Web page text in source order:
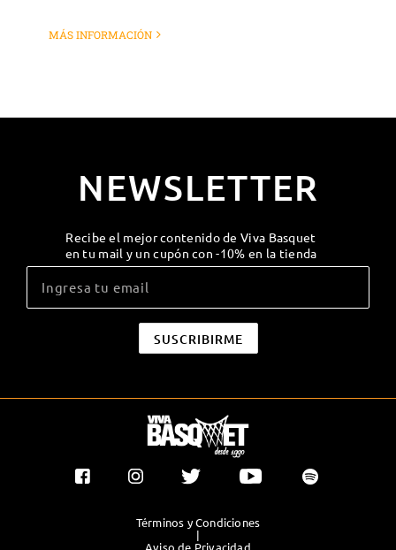
MÁS INFORMACIÓN
NEWSLETTER
Recibe el mejor contenido de Viva Basquet
en tu mail y un cupón con -10% en la tienda
Términos y Condiciones
|
Aviso de Privacidad